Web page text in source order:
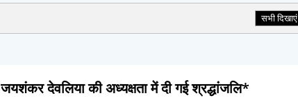
सभी दिखाएं
जयशंकर देवलिया की अध्यक्षता में दी गई श्रद्धांजलि*